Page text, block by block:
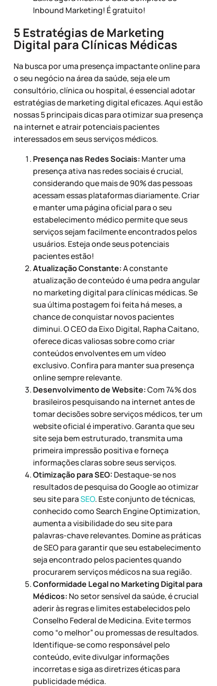
Inbound Marketing! É gratuito!
5 Estratégias de Marketing
Digital para Clínicas Médicas
Na busca por uma presença impactante online para
o seu negócio na área da saúde, seja ele um
consultório, clínica ou hospital, é essencial adotar
estratégias de marketing digital eficazes. Aqui estão
nossas 5 principais dicas para otimizar sua presença
na internet e atrair potenciais pacientes
interessados em seus serviços médicos.
Presença nas Redes Sociais: Manter uma
presença ativa nas redes sociais é crucial,
considerando que mais de 90% das pessoas
acessam essas plataformas diariamente. Criar
e manter uma página oficial para o seu
estabelecimento médico permite que seus
serviços sejam facilmente encontrados pelos
usuários. Esteja onde seus potenciais
pacientes estão!
Atualização Constante:A constante
atualização de conteúdo é uma pedra angular
no marketing digital para clínicas médicas. Se
sua última postagem foi feita há meses, a
chance de conquistar novos pacientes
diminui. O CEO da Eixo Digital, Rapha Caitano,
oferece dicas valiosas sobre como criar
conteúdos envolventes em um vídeo
exclusivo. Confira para manter sua presença
online sempre relevante.
Desenvolvimento de Website:Com 74% dos
brasileiros pesquisando na internet antes de
tomar decisões sobre serviços médicos, ter um
website oficial é imperativo. Garanta que seu
site seja bem estruturado, transmita uma
primeira impressão positiva e forneça
informações claras sobre seus serviços.
Otimização para SEO: Destaque-se nos
resultados de pesquisa do Google ao otimizar
seu site paraSEO. Este conjunto de técnicas,
conhecido como Search Engine Optimization,
aumenta a visibilidade do seu site para
palavras-chave relevantes. Domine as práticas
de SEO para garantir que seu estabelecimento
seja encontrado pelos pacientes quando
procurarem serviços médicos na sua região.
Conformidade Legal no Marketing Digital para
Médicos: No setor sensível da saúde, é crucial
aderir às regras e limites estabelecidos pelo
Conselho Federal de Medicina. Evite termos
como “o melhor” ou promessas de resultados.
Identifique-se como responsável pelo
conteúdo, evite divulgar informações
incorretas e siga as diretrizes éticas para
publicidade médica.